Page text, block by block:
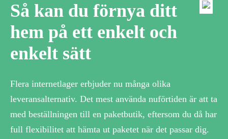
Så kan du förnya ditt
hem på ett enkelt och
enkelt sätt
Flera internetlager erbjuder nu många olika
leveransalternativ. Det mest använda nuförtiden är att ta
med beställningen till en paketbutik, eftersom du då har
full flexibilitet att hämta ut paketet när det passar dig.